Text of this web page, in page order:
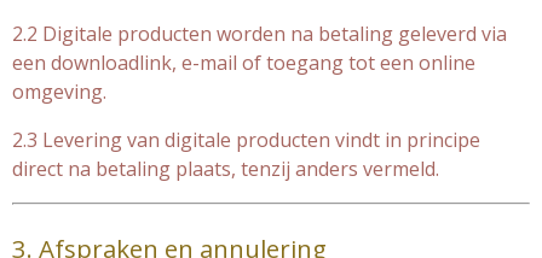
2.2 Digitale producten worden na betaling geleverd via
een downloadlink, e-mail of toegang tot een online
omgeving.
2.3 Levering van digitale producten vindt in principe
direct na betaling plaats, tenzij anders vermeld.
3. Afspraken en annulering